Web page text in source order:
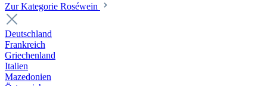
Zur Kategorie Roséwein
Deutschland
Frankreich
Griechenland
Italien
Mazedonien